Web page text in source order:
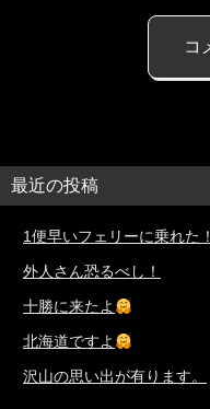
最近の投稿
1便早いフェリーに乗れた！
外人さん恐るべし！
十勝に来たよ
北海道ですよ
沢山の思い出が有ります。